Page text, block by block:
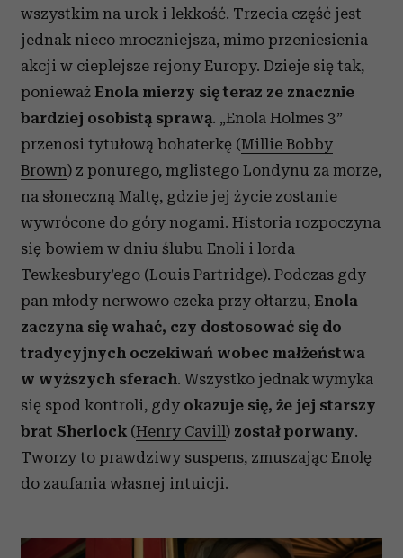
wszystkim na urok i lekkość. Trzecia część jest
jednak nieco mroczniejsza, mimo przeniesienia
akcji w cieplejsze rejony Europy. Dzieje się tak,
ponieważ Enola mierzy się teraz ze znacznie
bardziej osobistą sprawą. „Enola Holmes 3”
przenosi tytułową bohaterkę (Millie Bobby
Brown) z ponurego, mglistego Londynu za morze,
na słoneczną Maltę, gdzie jej życie zostanie
wywrócone do góry nogami. Historia rozpoczyna
się bowiem w dniu ślubu Enoli i lorda
Tewkesbury’ego (Louis Partridge). Podczas gdy
pan młody nerwowo czeka przy ołtarzu, Enola
zaczyna się wahać, czy dostosować się do
tradycyjnych oczekiwań wobec małżeństwa
w wyższych sferach. Wszystko jednak wymyka
się spod kontroli, gdy okazuje się, że jej starszy
brat ​​Sherlock (Henry Cavill) został porwany.
Tworzy to prawdziwy suspens, zmuszając Enolę
do zaufania własnej intuicji.